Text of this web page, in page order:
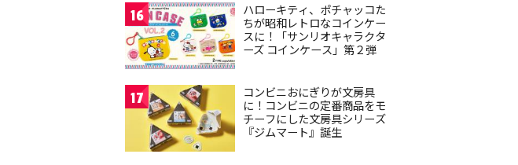
16
ハローキティ、ポチャッコた
ちが昭和レトロなコインケー
スに！「サンリオキャラクタ
ーズ コインケース」第２弾
17
コンビニおにぎりが文房具
に！コンビニの定番商品をモ
チーフにした文房具シリーズ
『ジムマート』誕生